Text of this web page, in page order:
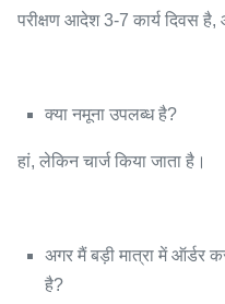
परीक्षण आदेश 3-7 कार्य दिवस
क्या नमूना उपलब्ध है?
हां, लेकिन चार्ज किया जाता है।
अगर मैं बड़ी मात्रा में ऑर्डर
है?